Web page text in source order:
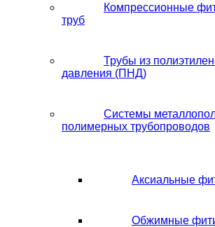
Компрессионные
труб
Трубы из
давления (ПНД)
Системы
полимерных трубопроводов
Аксиальные
Обжимные